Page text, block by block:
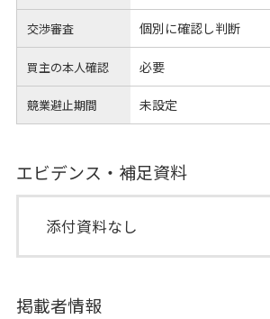
交渉審査 個別に確認し判断
買主の本人確認 必要
競業避止期間 未設定
エビデンス・補足資料
添付資料なし
掲載者情報